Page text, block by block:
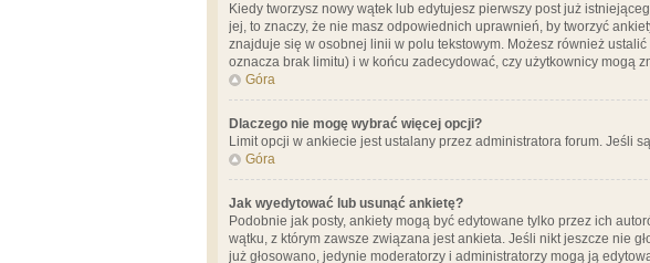
Kiedy tworzysz nowy wątek lub edytujesz pierwszy post już
jej, to znaczy, że nie masz odpowiednich uprawnień, by tworzyć
znajduje się w osobnej linii w polu tekstowym. Możesz również
oznacza brak limitu) i w końcu zadecydować, czy użytkownicy mogą
Góra
Dlaczego nie mogę wybrać więcej opcji?
Limit opcji w ankiecie jest ustalany przez administratora forum. Jeśli
Góra
Jak wyedytować lub usunąć ankietę?
Podobnie jak posty, ankiety mogą być edytowane tylko przez ich
wątku, z którym zawsze związana jest ankieta. Jeśli nikt jeszcze nie
już głosowano, jedynie moderatorzy i administratorzy mogą ją